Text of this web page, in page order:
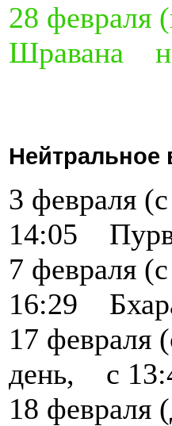
28
Шравана
Нейтральное
3
14:05
7
16:29
17
день, с
18